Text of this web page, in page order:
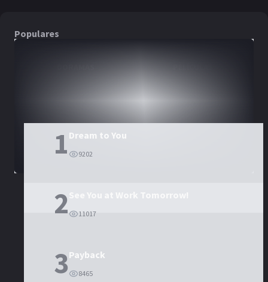
Populares
1 Dream to You
9202
2 11017
3Payback
8465